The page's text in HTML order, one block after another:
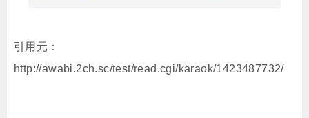
引用元：
http://awabi.2ch.sc/test/read.cgi/karaok/1423487732/